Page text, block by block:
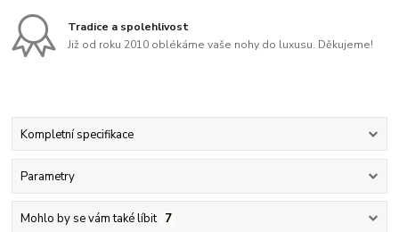
Tradice a spolehlivost
Již od roku 2010 oblékáme vaše nohy do luxusu. Děkujeme!
Kompletní specifikace
Parametry
Mohlo by se vám také líbit 7